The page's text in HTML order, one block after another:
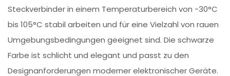
Steckverbinder in einem Temperaturbereich von -30°C
bis 105°C stabil arbeiten und für eine Vielzahl von rauen
Umgebungsbedingungen geeignet sind. Die schwarze
Farbe ist schlicht und elegant und passt zu den
Designanforderungen moderner elektronischer Geräte.